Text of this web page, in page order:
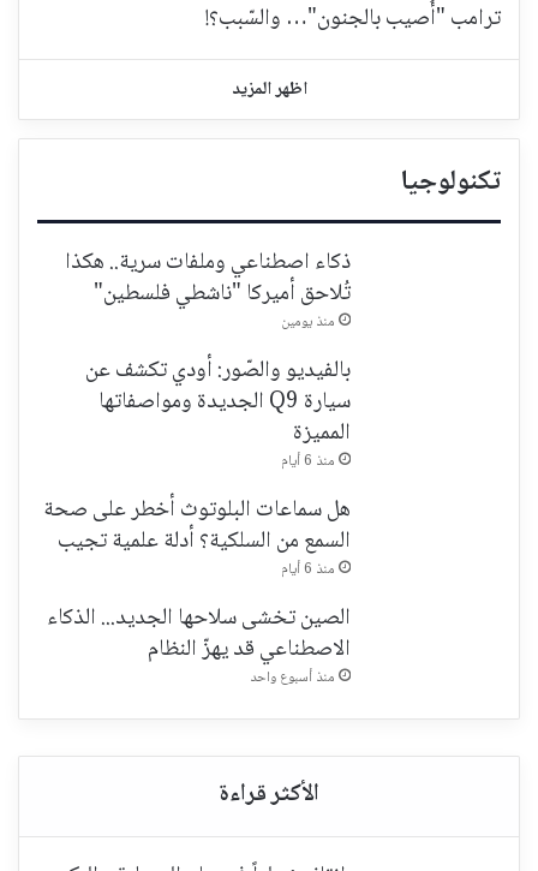
ترامب "أُصيب بالجنون"… والسّبب؟!
اظهر المزيد
تكنولوجيا
ذكاء اصطناعي وملفات سرية.. هكذا
تُلاحق أميركا "ناشطي فلسطين"
منذ يومين
بالفيديو والصّور: أودي تكشف عن
سيارة Q9 الجديدة ومواصفاتها
المميزة
منذ 6 أيام
هل سماعات البلوتوث أخطر على صحة
السمع من السلكية؟ أدلة علمية تجيب
منذ 6 أيام
الصين تخشى سلاحها الجديد... الذكاء
الاصطناعي قد يهزّ النظام
منذ أسبوع واحد